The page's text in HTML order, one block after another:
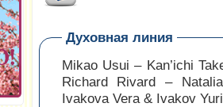
Духовная линия
Mikao Usui – Kan’ichi
Richard Rivard –
Ivakova Vera & Ivakov